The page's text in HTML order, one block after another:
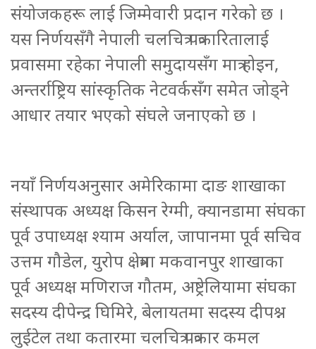
संयोजकहरू लाई जिम्मेवारी प्रदान गरेको छ ।
यस निर्णयसँगै नेपाली चलचित्र पत्रकारितालाई
प्रवासमा रहेका नेपाली समुदायसँग मात्र होइन,
अन्तर्राष्ट्रिय सांस्कृतिक नेटवर्कसँग समेत जोड्ने
आधार तयार भएको संघले जनाएको छ ।
नयाँ निर्णयअनुसार अमेरिकामा दाङ शाखाका
संस्थापक अध्यक्ष किसन रेग्मी, क्यानडामा संघका
पूर्व उपाध्यक्ष श्याम अर्याल, जापानमा पूर्व सचिव
उत्तम गौडेल, युरोप क्षेत्रमा मकवानपुर शाखाका
पूर्व अध्यक्ष मणिराज गौतम, अष्ट्रेलियामा संघका
सदस्य दीपेन्द्र घिमिरे, बेलायतमा सदस्य दीपश्न
लुईटेल तथा कतारमा चलचित्र पत्रकार कमल